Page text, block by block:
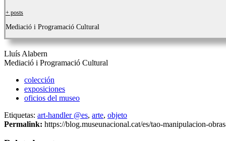
+ posts
Mediació i Programació Cultural
Lluís Alabern
Mediació i Programació Cultural
colección
exposiciones
oficios del museo
Etiquetas: art-handler @es, arte, objeto
Permalink: https://blog.museunacional.cat/es/tao-manipulacion-